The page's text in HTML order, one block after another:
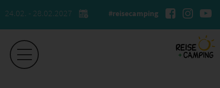
24.02. - 28.02.2027 #reisecamping